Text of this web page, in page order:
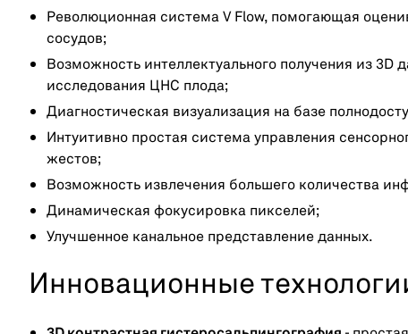
Революционная система V Flow, помогающая
сосудов;
Возможность интеллектуального получения из
исследования ЦНС плода;
Диагностическая визуализация на базе
Интуитивно простая система управления
жестов;
Возможность извлечения большего количества
Динамическая фокусировка пикселей;
Улучшенное канальное представление данных.
Инновационные